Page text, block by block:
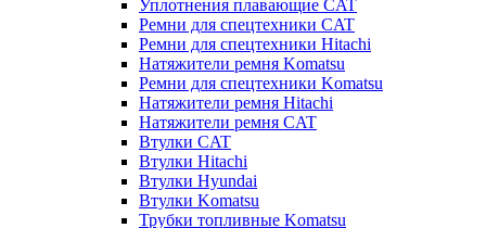
Уплотнения плавающие CAT
Ремни для спецтехники CAT
Ремни для спецтехники Hitachi
Натяжители ремня Komatsu
Ремни для спецтехники Komatsu
Натяжители ремня Hitachi
Натяжители ремня CAT
Втулки CAT
Втулки Hitachi
Втулки Hyundai
Втулки Komatsu
Трубки топливные Komatsu